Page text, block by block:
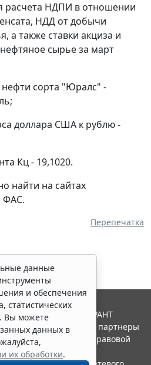
расчета НДПИ в отношении
НДД от добычи
а также ставки акциза и
сырье за март
сорта "Юралс" -
доллара США к рублю -
Кц - 19,1020.
найти на сайтах
ФАС.
Перепечатка
данные
и обеспечения
статистических
Вы можете
данных в
их обработки.
2026. Система ГАРАНТ
Компания "Гарант" и ее партнеры
ассоциации правовой